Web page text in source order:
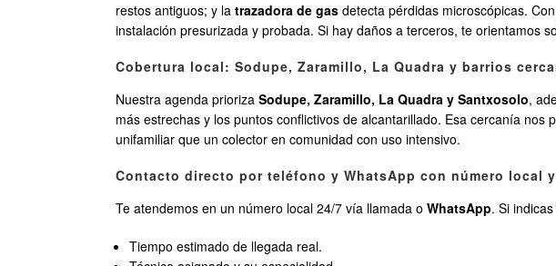
restos antiguos; y la trazadora de gas detecta pérdidas microscópicas.
instalación presurizada y probada. Si hay daños a terceros, te orientamos
Cobertura local: Sodupe, Zaramillo, La Quadra y barrios
Nuestra agenda prioriza Sodupe, Zaramillo, La Quadra y Santxosolo,
más estrechas y los puntos conflictivos de alcantarillado. Esa cercanía
unifamiliar que un colector en comunidad con uso intensivo.
Contacto directo por teléfono y WhatsApp con número local
Te atendemos en un número local 24/7 vía llamada o WhatsApp. Si
Tiempo estimado de llegada real.